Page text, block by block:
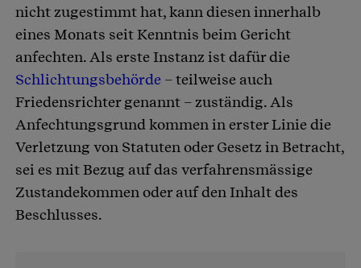
nicht zugestimmt hat, kann diesen innerhalb
eines Monats seit Kenntnis beim Gericht
anfechten. Als erste Instanz ist dafür die
Schlichtungsbehörde – teilweise auch
Friedensrichter genannt – zuständig. Als
Anfechtungsgrund kommen in erster Linie die
Verletzung von Statuten oder Gesetz in Betracht,
sei es mit Bezug auf das verfahrensmässige
Zustandekommen oder auf den Inhalt des
Beschlusses.